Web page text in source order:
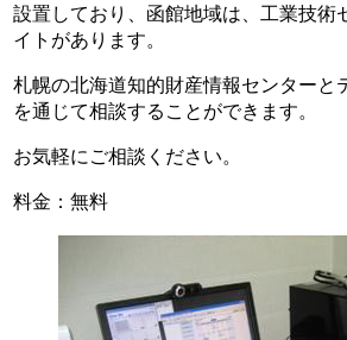
設置しており、函館地域は、工業技術
イトがあります。
札幌の北海道知的財産情報センターと
を通じて相談することができます。
お気軽にご相談ください。
料金：無料